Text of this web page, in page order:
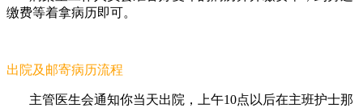
缴费等着拿病历即可。
出院及邮寄病历流程
主管医生会通知你当天出院，上午10点以后在主班护士那